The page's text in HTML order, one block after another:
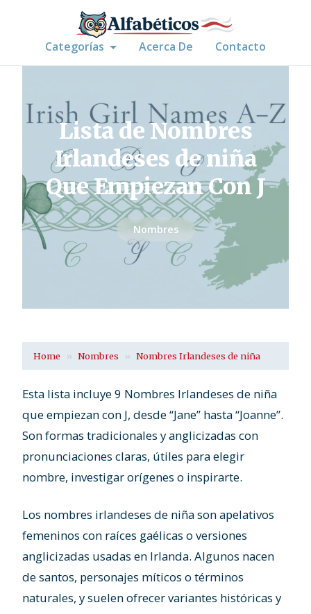
Categorías Acerca De Contacto
Lista de Nombres
Irlandeses de niña
Que Empiezan Con J
Nombres
Home Nombres Nombres Irlandeses de niña
Esta lista incluye 9 Nombres Irlandeses de niña
que empiezan con J, desde “Jane” hasta “Joanne”.
Son formas tradicionales y anglicizadas con
pronunciaciones claras, útiles para elegir
nombre, investigar orígenes o inspirarte.
Los nombres irlandeses de niña son apelativos
femeninos con raíces gaélicas o versiones
anglicizadas usadas en Irlanda. Algunos nacen
de santos, personajes míticos o términos
naturales, y suelen ofrecer variantes históricas y